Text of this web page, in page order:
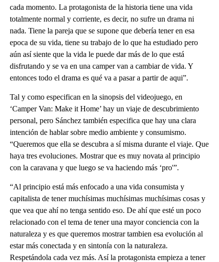
cada momento. La protagonista de la historia tiene una vida
totalmente normal y corriente, es decir, no sufre un drama ni
nada. Tiene la pareja que se supone que debería tener en esa
epoca de su vida, tiene su trabajo de lo que ha estudiado pero
aún así siente que la vida le puede dar más de lo que está
disfrutando y se va en una camper van a cambiar de vida. Y
entonces todo el drama es qué va a pasar a partir de aqui”.
Tal y como especifican en la sinopsis del videojuego, en
‘Camper Van: Make it Home’ hay un viaje de descubrimiento
personal, pero Sánchez también especifica que hay una clara
intención de hablar sobre medio ambiente y consumismo.
“Queremos que ella se descubra a sí misma durante el viaje. Que
haya tres evoluciones. Mostrar que es muy novata al principio
con la caravana y que luego se va haciendo más ‘pro'”.
“Al principio está más enfocado a una vida consumista y
capitalista de tener muchísimas muchísimas muchísimas cosas y
que vea que ahí no tenga sentido eso. De ahí que esté un poco
relacionado con el tema de tener una mayor conciencia con la
naturaleza y es que queremos mostrar tambien esa evolución al
estar más conectada y en sintonía con la naturaleza.
Respetándola cada vez más. Así la protagonista empieza a tener